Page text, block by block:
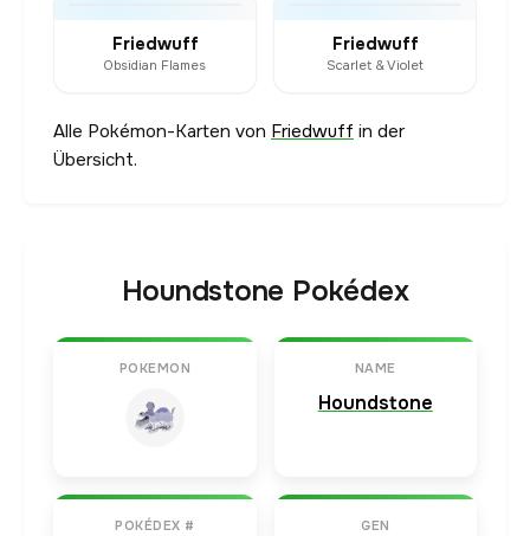
Friedwuff
Obsidian Flames
Friedwuff
Scarlet & Violet
Alle Pokémon-Karten von Friedwuff in der
Übersicht.
Houndstone Pokédex
POKEMON NAME
Houndstone
POKÉDEX # GEN